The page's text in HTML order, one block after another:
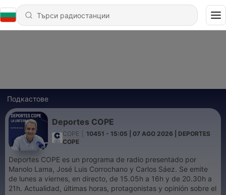
Подкастове
Deportes COPE
COPE
10451 - 15:05 | 07 AGO 2026 | DEPORTES
COPE
Deportes COPE es un programa de radio presentado por
Manolo Lama, José Luis Corrochano y Carlos Sáez. Se emite
de lunes a viernes, en directo, de 15.05h a 16h y de 20.30h a
21h. Actualidad, últimas horas, protagonistas y opinión sobre el